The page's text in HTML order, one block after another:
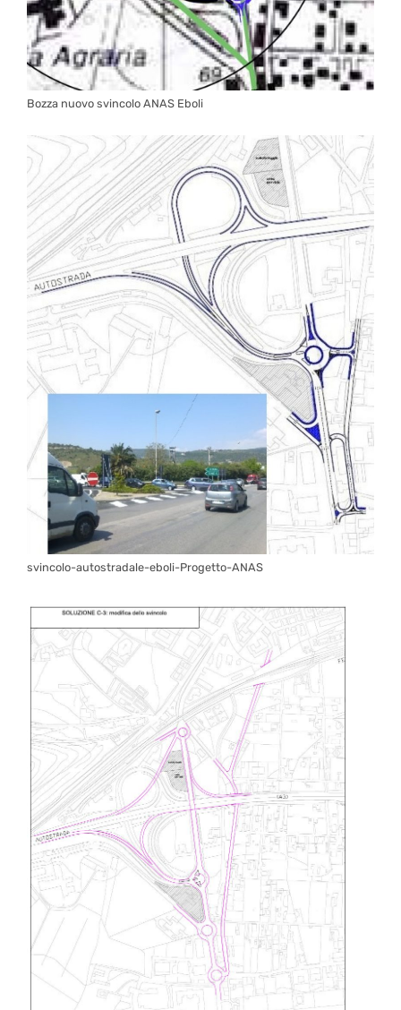
Bozza nuovo svincolo ANAS Eboli
svincolo-autostradale-eboli-Progetto-ANAS